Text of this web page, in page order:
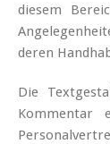
diesem
deren
Die
Kommentar